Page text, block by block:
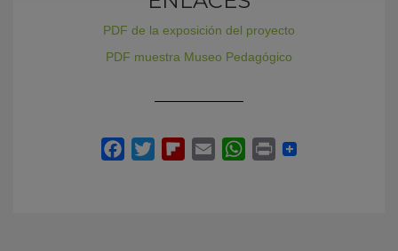
PDF de la exposición del proyecto
PDF muestra Museo Pedagógico